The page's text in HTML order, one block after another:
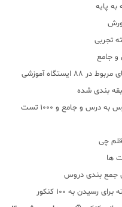
9) شامل بیش از 4000 تست شناسنامه دار درس به درس و جامع و 1000 تست